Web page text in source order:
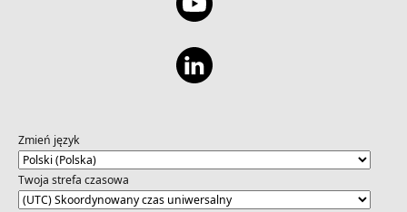
Zmień język
Twoja strefa czasowa